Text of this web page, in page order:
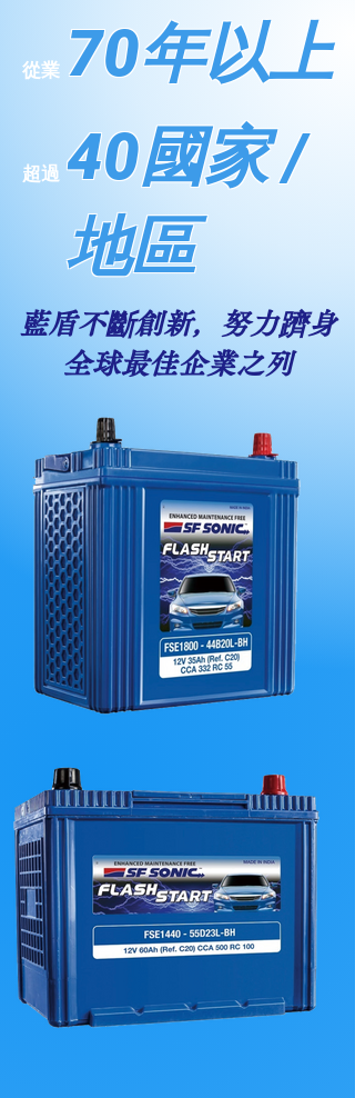
從業 70年以上
超過 40國家 /
地區
藍盾不斷創新，努力躋身
全球最佳企業之列